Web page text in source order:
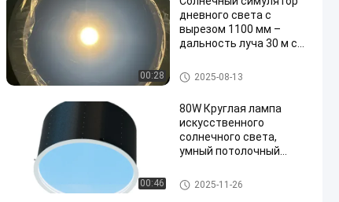
00:28
дневного света с
вырезом 1100 мм –
дальность луча 30 м с
отслеживания
движения солнца
Панель искусственного солн
ечного света
2025-08-13
00:46
80W Круглая лампа
искусственного
солнечного света,
умный потолочный
2 фута, Mesh 5.0,
приложение Tuya,
Панель искусственного солн
ечного света
2025-11-26